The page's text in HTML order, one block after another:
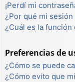
¡Perdí mi
¿Por qué mi
¿Cuál es la función
Preferencias de
¿Cómo se puede
¿Cómo evito que